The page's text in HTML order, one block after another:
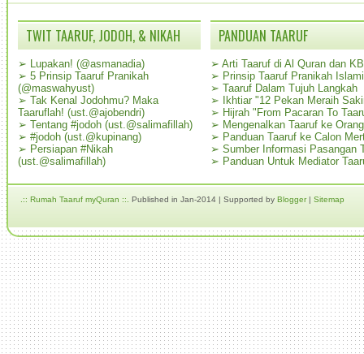
TWIT TAARUF, JODOH, & NIKAH
➢ Lupakan! (@asmanadia)
➢ 5 Prinsip Taaruf Pranikah
(@maswahyust)
➢ Tak Kenal Jodohmu? Maka
Taaruflah! (ust.@ajobendri)
➢ Tentang #jodoh (ust.@salimafillah)
➢ #jodoh (ust.@kupinang)
➢ Persiapan #Nikah
(ust.@salimafillah)
PANDUAN TAARUF
➢ Arti Taaruf di Al Quran dan
➢ Prinsip Taaruf Pranikah Islami
➢ Taaruf Dalam Tujuh Langkah
➢
Ikhtiar "12 Pekan Meraih
➢ Hijrah "From Pacaran To
➢ Mengenalkan Taaruf ke
➢ Panduan Taaruf ke Calon
➢ Sumber Informasi Pasangan
➢ Panduan Untuk Mediator
.:: Rumah Taaruf myQuran ::. Published in Jan-2014 | Supported by Blogger| Sitemap